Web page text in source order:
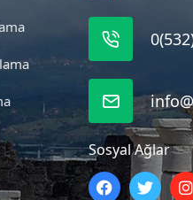
Sosyal Ağlar